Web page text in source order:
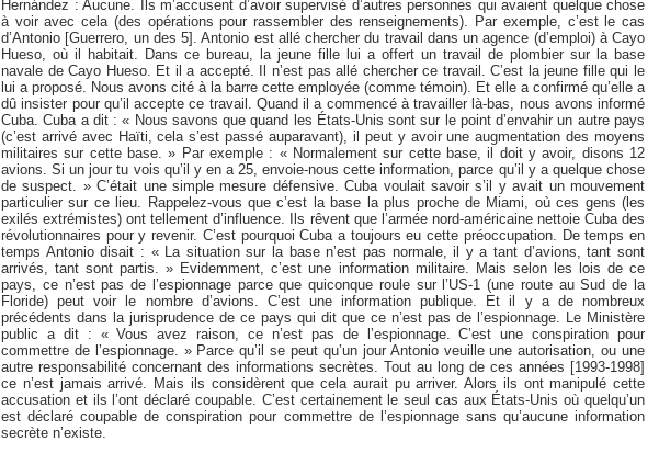
Hernández : Aucune. Ils m’accusent d’avoir supervisé d’autres personnes qui avaient quelque chose
à voir avec cela (des opérations pour rassembler des renseignements). Par exemple, c’est le cas
d’Antonio [Guerrero, un des 5]. Antonio est allé chercher du travail dans un agence (d’emploi) à Cayo
Hueso, où il habitait. Dans ce bureau, la jeune fille lui a offert un travail de plombier sur la base
navale de Cayo Hueso. Et il a accepté. Il n’est pas allé chercher ce travail. C’est la jeune fille qui le
lui a proposé. Nous avons cité à la barre cette employée (comme témoin). Et elle a confirmé qu’elle a
dû insister pour qu’il accepte ce travail. Quand il a commencé à travailler là-bas, nous avons informé
Cuba. Cuba a dit : « Nous savons que quand les États-Unis sont sur le point d’envahir un autre pays
(c’est arrivé avec Haïti, cela s’est passé auparavant), il peut y avoir une augmentation des moyens
militaires sur cette base. » Par exemple : « Normalement sur cette base, il doit y avoir, disons 12
avions. Si un jour tu vois qu’il y en a 25, envoie-nous cette information, parce qu’il y a quelque chose
de suspect. » C’était une simple mesure défensive. Cuba voulait savoir s’il y avait un mouvement
particulier sur ce lieu. Rappelez-vous que c’est la base la plus proche de Miami, où ces gens (les
exilés extrémistes) ont tellement d’influence. Ils rêvent que l’armée nord-américaine nettoie Cuba des
révolutionnaires pour y revenir. C’est pourquoi Cuba a toujours eu cette préoccupation. De temps en
temps Antonio disait : « La situation sur la base n’est pas normale, il y a tant d’avions, tant sont
arrivés, tant sont partis. » Evidemment, c’est une information militaire. Mais selon les lois de ce
pays, ce n’est pas de l’espionnage parce que quiconque roule sur l’US-1 (une route au Sud de la
Floride) peut voir le nombre d’avions. C’est une information publique. Et il y a de nombreux
précédents dans la jurisprudence de ce pays qui dit que ce n’est pas de l’espionnage. Le Ministère
public a dit : « Vous avez raison, ce n’est pas de l’espionnage. C’est une conspiration pour
commettre de l’espionnage. » Parce qu’il se peut qu’un jour Antonio veuille une autorisation, ou une
autre responsabilité concernant des informations secrètes. Tout au long de ces années [1993-1998]
ce n’est jamais arrivé. Mais ils considèrent que cela aurait pu arriver. Alors ils ont manipulé cette
accusation et ils l’ont déclaré coupable. C’est certainement le seul cas aux États-Unis où quelqu’un
est déclaré coupable de conspiration pour commettre de l’espionnage sans qu’aucune information
secrète n’existe.